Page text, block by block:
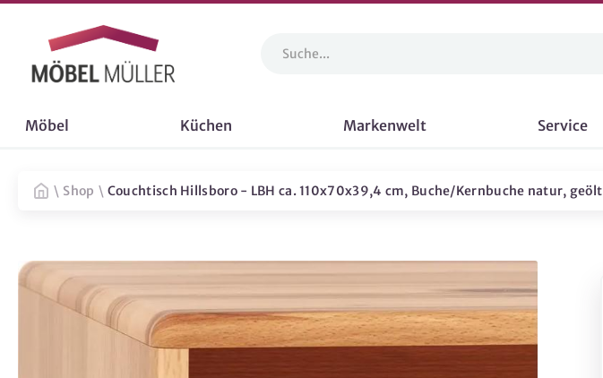
Möbel Küchen Markenwelt Service
\ Shop \ Couchtisch Hillsboro - LBH ca. 110x70x39,4 cm, Buche/Kernbuche natur, geölt